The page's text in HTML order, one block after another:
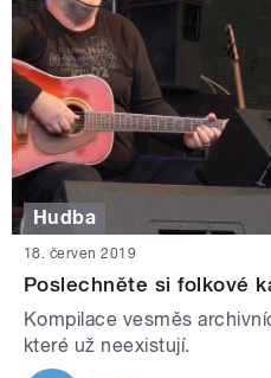
Hudba
18. červen 2019
Poslechněte si folkové
Kompilace vesměs
které už neexistují.